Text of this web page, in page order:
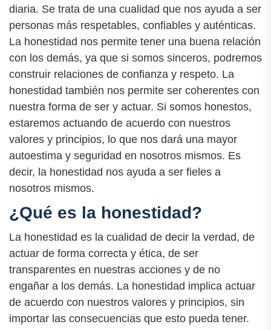
diaria. Se trata de una cualidad que nos ayuda a ser
personas más respetables, confiables y auténticas.
La honestidad nos permite tener una buena relación
con los demás, ya que si somos sinceros, podremos
construir relaciones de confianza y respeto. La
honestidad también nos permite ser coherentes con
nuestra forma de ser y actuar. Si somos honestos,
estaremos actuando de acuerdo con nuestros
valores y principios, lo que nos dará una mayor
autoestima y seguridad en nosotros mismos. Es
decir, la honestidad nos ayuda a ser fieles a
nosotros mismos.
¿Qué es la honestidad?
La honestidad es la cualidad de decir la verdad, de
actuar de forma correcta y ética, de ser
transparentes en nuestras acciones y de no
engañar a los demás. La honestidad implica actuar
de acuerdo con nuestros valores y principios, sin
importar las consecuencias que esto pueda tener.